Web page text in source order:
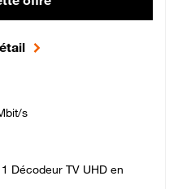
s
Décodeur TV UHD en